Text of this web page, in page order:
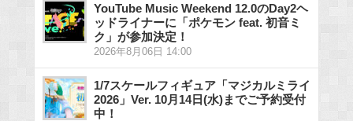
YouTube Music Weekend 12.0のDay2ヘ
ッドライナーに「ポケモン feat. 初音ミ
ク」が参加決定！
2026年8月06日 14:00
1/7スケールフィギュア「マジカルミライ
2026」Ver. 10月14日(水)までご予約受付
中！